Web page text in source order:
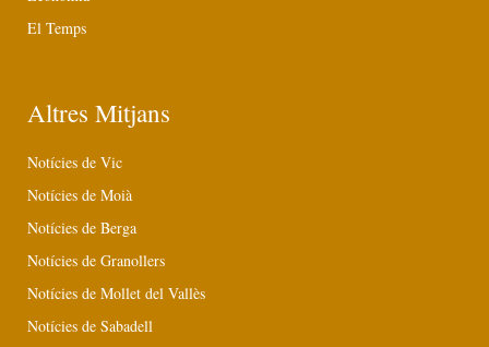
El Temps
Altres Mitjans
Notícies de Vic
Notícies de Moià
Notícies de Berga
Notícies de Granollers
Notícies de Mollet del Vallès
Notícies de Sabadell